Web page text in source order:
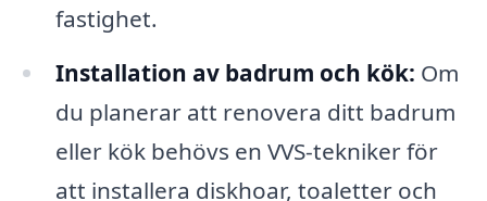
fastighet.
Installation av badrum och kök: Om
du planerar att renovera ditt badrum
eller kök behövs en VVS-tekniker för
att installera diskhoar, toaletter och